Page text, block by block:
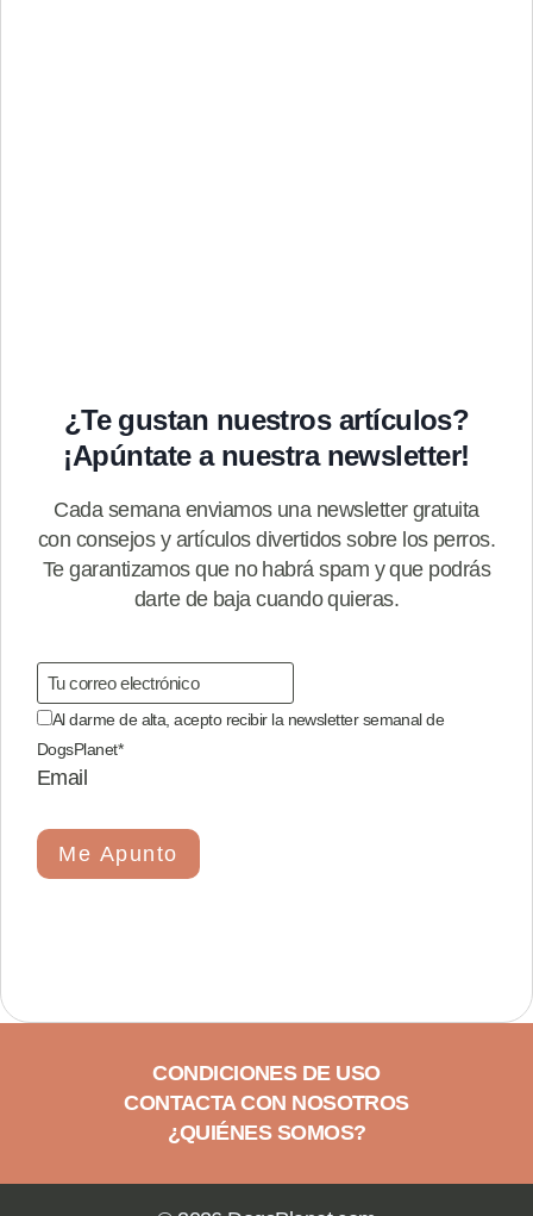
¿Te gustan nuestros artículos?
¡Apúntate a nuestra newsletter!
Cada semana enviamos una newsletter gratuita
con consejos y artículos divertidos sobre los perros.
Te garantizamos que no habrá spam y que podrás
darte de baja cuando quieras.
Al darme de alta, acepto recibir la newsletter semanal de
DogsPlanet*
Email
Me Apunto
CONDICIONES DE USO
CONTACTA CON NOSOTROS
¿QUIÉNES SOMOS?